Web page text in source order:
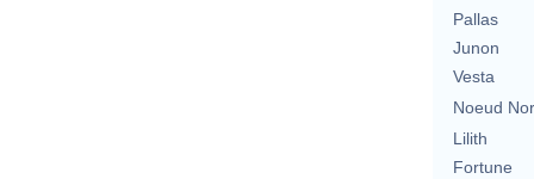
Pallas
Junon
Vesta
Noeud
Lilith
Fortune